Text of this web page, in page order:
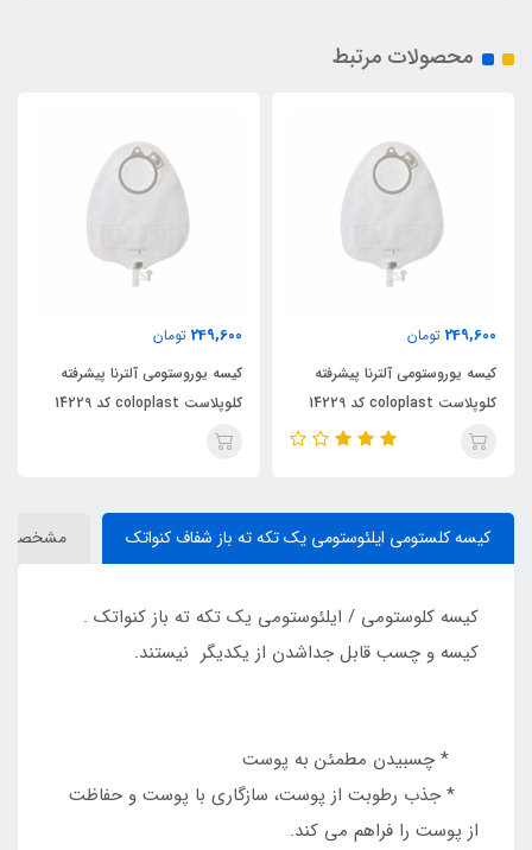
محصولات مرتبط
249,600 تومان
کیسه یوروستومی آلترنا پیشرفته
کلوپلاست coloplast کد 14229
249,600 تومان
کیسه یوروستومی آلترنا پیشرفته
کلوپلاست coloplast کد 14229
كيسه كلستومي ايلئوستومي يك تكه ته باز شفاف كنواتك مشخصات
کیسه کلوستومی / ایلئوستومی یک تکه ته باز کنواتک .
کیسه و چسب قابل جداشدن از یکدیگر نیستند.
* چسبیدن مطمئن به پوست
* جذب رطوبت از پوست، سازگاری با پوست و حفاظت
از پوست را فراهم می کند.